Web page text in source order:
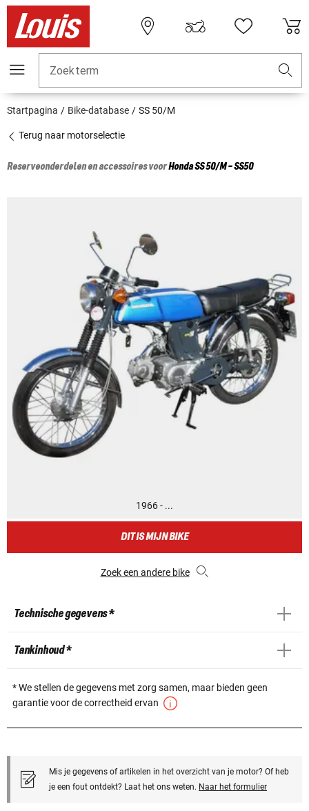
Zoekterm
Startpagina Bike-database SS 50/M
Terug naar motorselectie
Reserveonderdelen en accessoires voorHondaSS 50/M - SS50
1966 - ...
DIT IS MIJN BIKE
Zoek een andere bike
Technische gegevens *
Tankinhoud *
* We stellen de gegevens met zorg samen, maar bieden geen
garantie voor de correctheid ervan
Mis je gegevens of artikelen in het overzicht van je motor? Of heb
je een fout ontdekt? Laat het ons weten. Naar het formulier